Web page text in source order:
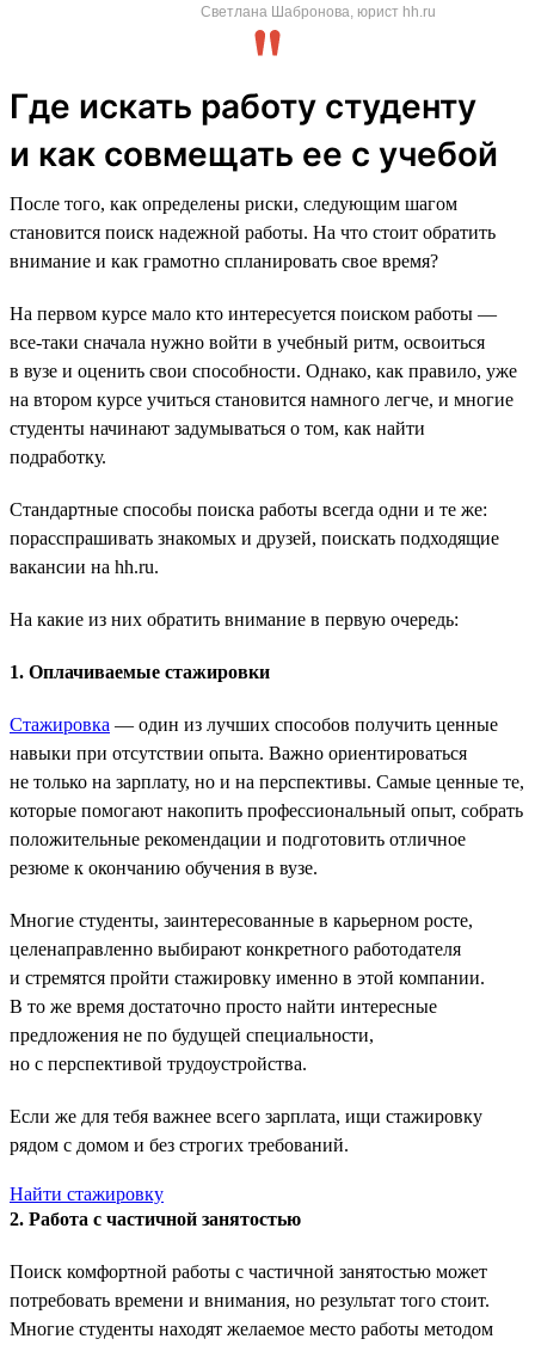
Светлана Шабронова, юрист hh.ru
Где искать работу студенту
и как совмещать ее с учебой
После того, как определены риски, следующим шагом
становится поиск надежной работы. На что стоит обратить
внимание и как грамотно спланировать свое время?
На первом курсе мало кто интересуется поиском работы —
все-таки сначала нужно войти в учебный ритм, освоиться
в вузе и оценить свои способности. Однако, как правило, уже
на втором курсе учиться становится намного легче, и многие
студенты начинают задумываться о том, как найти
подработку.
Стандартные способы поиска работы всегда одни и те же:
порасспрашивать знакомых и друзей, поискать подходящие
вакансии на hh.ru.
На какие из них обратить внимание в первую очередь:
1. Оплачиваемые стажировки
Стажировка — один из лучших способов получить ценные
навыки при отсутствии опыта. Важно ориентироваться
не только на зарплату, но и на перспективы. Самые ценные те,
которые помогают накопить профессиональный опыт, собрать
положительные рекомендации и подготовить отличное
резюме к окончанию обучения в вузе.
Многие студенты, заинтересованные в карьерном росте,
целенаправленно выбирают конкретного работодателя
и стремятся пройти стажировку именно в этой компании.
В то же время достаточно просто найти интересные
предложения не по будущей специальности,
но с перспективой трудоустройства.
Если же для тебя важнее всего зарплата, ищи стажировку
рядом с домом и без строгих требований.
Найти стажировку
2. Работа с частичной занятостью
Поиск комфортной работы с частичной занятостью может
потребовать времени и внимания, но результат того стоит.
Многие студенты находят желаемое место работы методом